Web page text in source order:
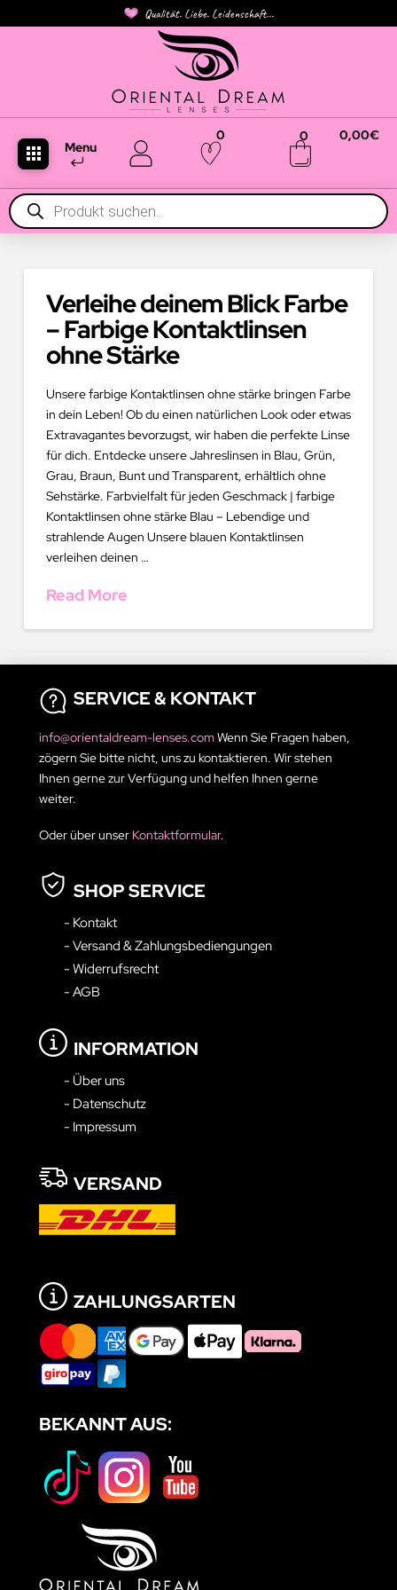
Qualität. Liebe. Leidenschaft...
Menu
0 0 0,00€
Products
search
Verleihe deinem Blick Farbe
– Farbige Kontaktlinsen
ohne Stärke
Unsere farbige Kontaktlinsen ohne stärke bringen Farbe
in dein Leben! Ob du einen natürlichen Look oder etwas
Extravagantes bevorzugst, wir haben die perfekte Linse
für dich. Entdecke unsere Jahreslinsen in Blau, Grün,
Grau, Braun, Bunt und Transparent, erhältlich ohne
Sehstärke. Farbvielfalt für jeden Geschmack | farbige
Kontaktlinsen ohne stärke Blau – Lebendige und
strahlende Augen Unsere blauen Kontaktlinsen
verleihen deinen …
Read More
SERVICE & KONTAKT
info@orientaldream-lenses.comWenn Sie Fragen haben,
zögern Sie bitte nicht, uns zu kontaktieren. Wir stehen
Ihnen gerne zur Verfügung und helfen Ihnen gerne
weiter.
Oder über unser Kontaktformular.
SHOP SERVICE
- Kontakt
- Versand & Zahlungsbediengungen
- Widerrufsrecht
- AGB
INFORMATION
- Über uns
- Datenschutz
- Impressum
VERSAND
ZAHLUNGSARTEN
BEKANNT AUS: